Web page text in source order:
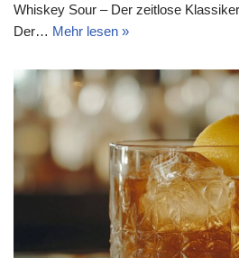
Whiskey Sour – Der zeitlose
Der… Mehr lesen »